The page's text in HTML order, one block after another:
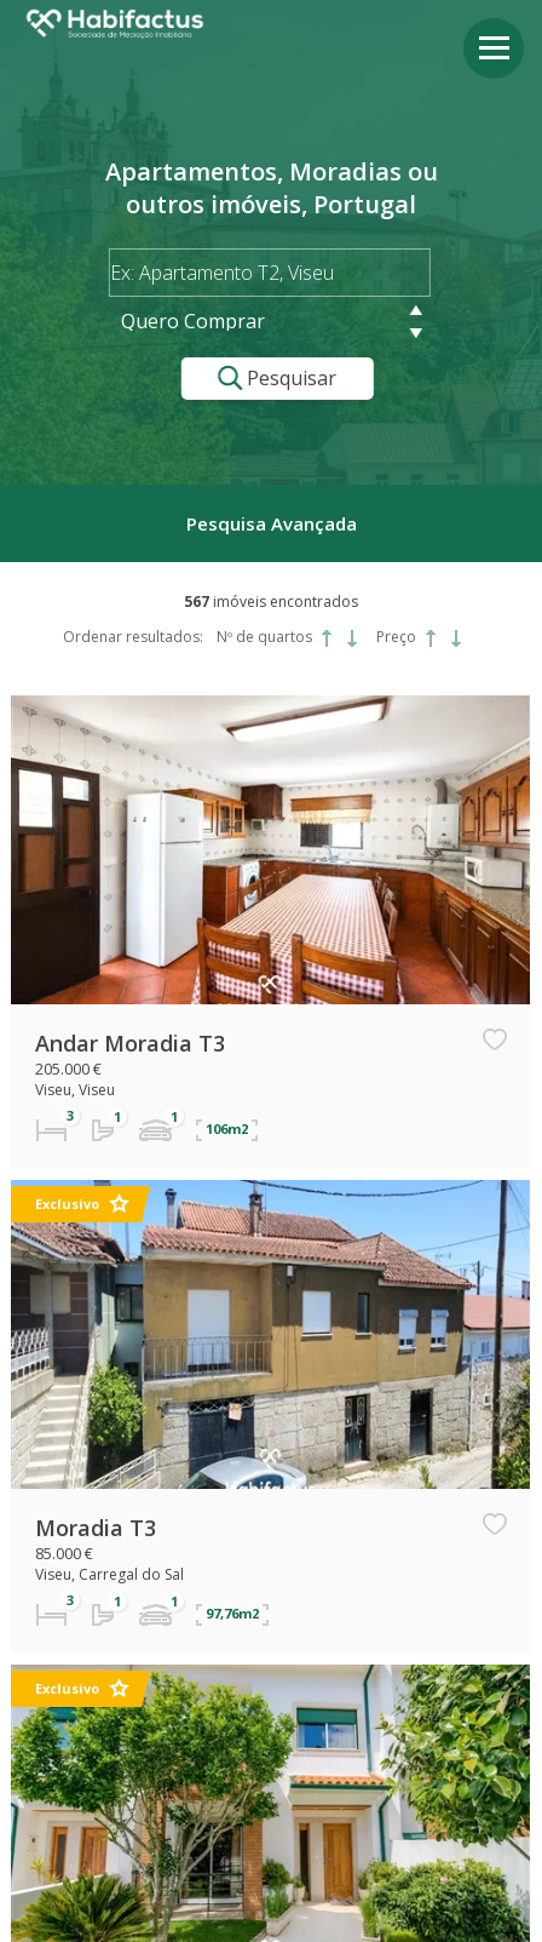
Apartamentos, Moradias ou
outros imóveis, Portugal
Quero Comprar
Pesquisar
Pesquisa Avançada
567 imóveis encontrados
Ordenar resultados:
Nº de quartos Preço
Andar Moradia T3
205.000 €
Viseu, Viseu
106m2
Exclusivo
Moradia T3
85.000 €
Viseu, Carregal do Sal
97,76m2
Exclusivo